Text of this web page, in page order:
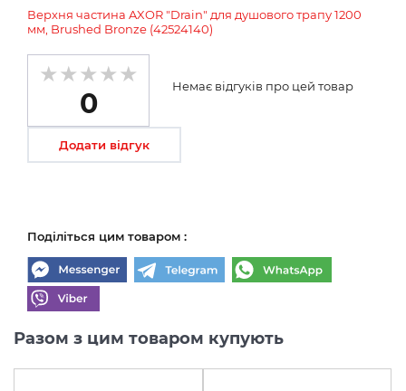
Верхня частина AXOR "Drain" для душового трапу 1200
мм, Brushed Bronze (42524140)
0
Немає відгуків про цей товар
Додати відгук
Поділіться цим товаром :
Разом з цим товаром купують